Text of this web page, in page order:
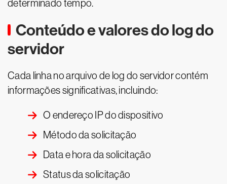
determinado tempo.
Conteúdo e valores do log do
servidor
Cada linha no arquivo de log do servidor contém
informações significativas, incluindo:
O endereço IP do dispositivo
Método da solicitação
Data e hora da solicitação
Status da solicitação